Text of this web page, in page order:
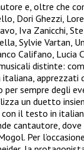
e, oltre che
Dori Ghezzi,
Iva Zanicchi,
Sylvie Vartan,
Califano,
distinte:
apprezzati
sempre degli
un duetto
il testo in
cantautore,
Per